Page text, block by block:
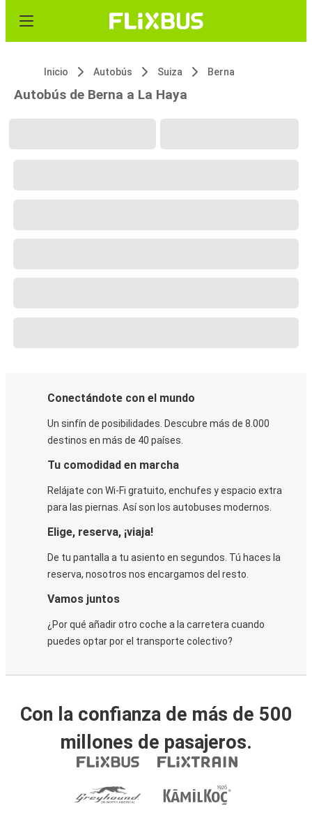
Inicio Autobús Suiza Berna
Autobús de Berna a La Haya
Conectándote con el mundo
Un sinfín de posibilidades. Descubre más de 8.000
destinos en más de 40 países.
Tu comodidad en marcha
Relájate con Wi-Fi gratuito, enchufes y espacio extra
para las piernas. Así son los autobuses modernos.
Elige, reserva, ¡viaja!
De tu pantalla a tu asiento en segundos. Tú haces la
reserva, nosotros nos encargamos del resto.
Vamos juntos
¿Por qué añadir otro coche a la carretera cuando
puedes optar por el transporte colectivo?
Con la confianza de más de 500
millones de pasajeros.